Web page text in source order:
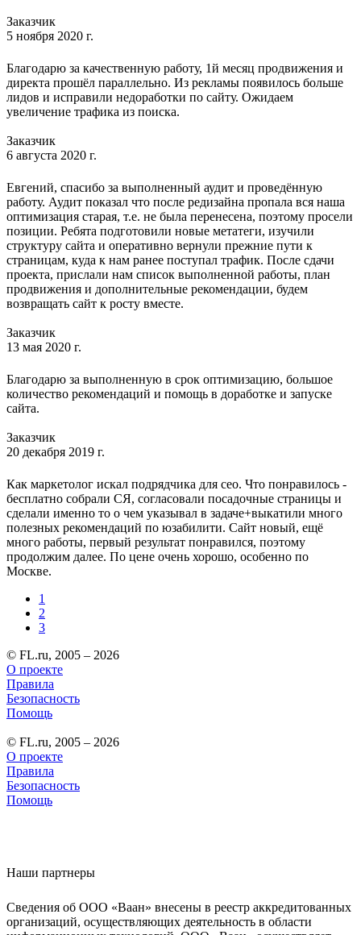
Заказчик
5 ноября 2020 г.
Благодарю за качественную работу, 1й месяц продвижения и
директа прошёл параллельно. Из рекламы появилось больше
лидов и исправили недоработки по сайту. Ожидаем
увеличение трафика из поиска.
Заказчик
6 августа 2020 г.
Евгений, спасибо за выполненный аудит и проведённую
работу. Аудит показал что после редизайна пропала вся наша
оптимизация старая, т.е. не была перенесена, поэтому просели
позиции. Ребята подготовили новые метатеги, изучили
структуру сайта и оперативно вернули прежние пути к
страницам, куда к нам ранее поступал трафик. После сдачи
проекта, прислали нам список выполненной работы, план
продвижения и дополнительные рекомендации, будем
возвращать сайт к росту вместе.
Заказчик
13 мая 2020 г.
Благодарю за выполненную в срок оптимизацию, большое
количество рекомендаций и помощь в доработке и запуске
сайта.
Заказчик
20 декабря 2019 г.
Как маркетолог искал подрядчика для сео. Что понравилось -
бесплатно собрали СЯ, согласовали посадочные страницы и
сделали именно то о чем указывал в задаче+выкатили много
полезных рекомендаций по юзабилити. Сайт новый, ещё
много работы, первый результат понравился, поэтому
продолжим далее. По цене очень хорошо, особенно по
Москве.
1
2
3
© FL.ru, 2005 – 2026
О проекте
Правила
Безопасность
Помощь
© FL.ru, 2005 – 2026
О проекте
Правила
Безопасность
Помощь
Наши партнеры
Сведения об ООО «Ваан» внесены в реестр аккредитованных
организаций, осуществляющих деятельность в области